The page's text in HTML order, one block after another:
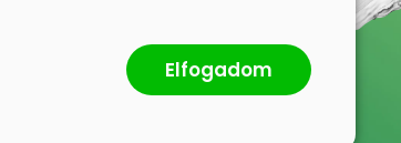
Elfogadom